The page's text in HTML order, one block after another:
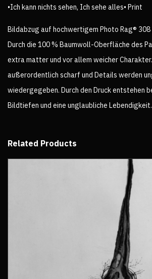
•Ich kann nichts sehen, Ich sehe alles• Print
Bildabzug auf hochwertigem Photo Rag® 308
Durch die 100 % Baumwoll-Oberfläche des
extra matter und vor allem weicher
außerordentlich scharf und Details werden
wiedergegeben. Durch den Druck entstehen
Bildtiefen und eine unglaubliche Lebendigkeit.
Related Products